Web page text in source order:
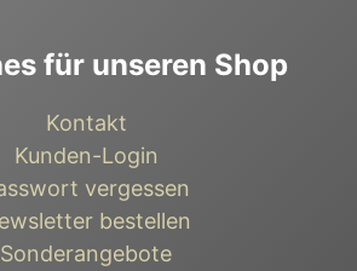
für unseren Shop
Kontakt
Kunden-Login
vergessen
bestellen
Sonderangebote